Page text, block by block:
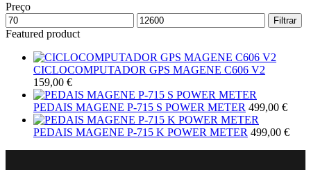
Preço
Filtrar
Featured product
CICLOCOMPUTADOR GPS MAGENE C606 V2
159,00 €
PEDAIS MAGENE P-715 S POWER METER 499,00 €
PEDAIS MAGENE P-715 K POWER METER 499,00 €